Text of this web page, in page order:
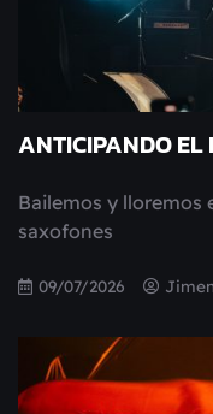
ANTICIPANDO EL
Bailemos y lloremos
saxofones
09/07/2026